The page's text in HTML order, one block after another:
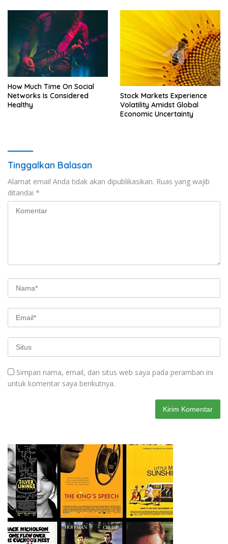
How Much Time On Social
Networks Is Considered
Healthy
Stock Markets Experience
Volatility Amidst Global
Economic Uncertainty
Tinggalkan Balasan
Alamat email Anda tidak akan dipublikasikan. Ruas yang wajib
ditandai *
Simpan nama, email, dan situs web saya pada peramban ini
untuk komentar saya berikutnya.